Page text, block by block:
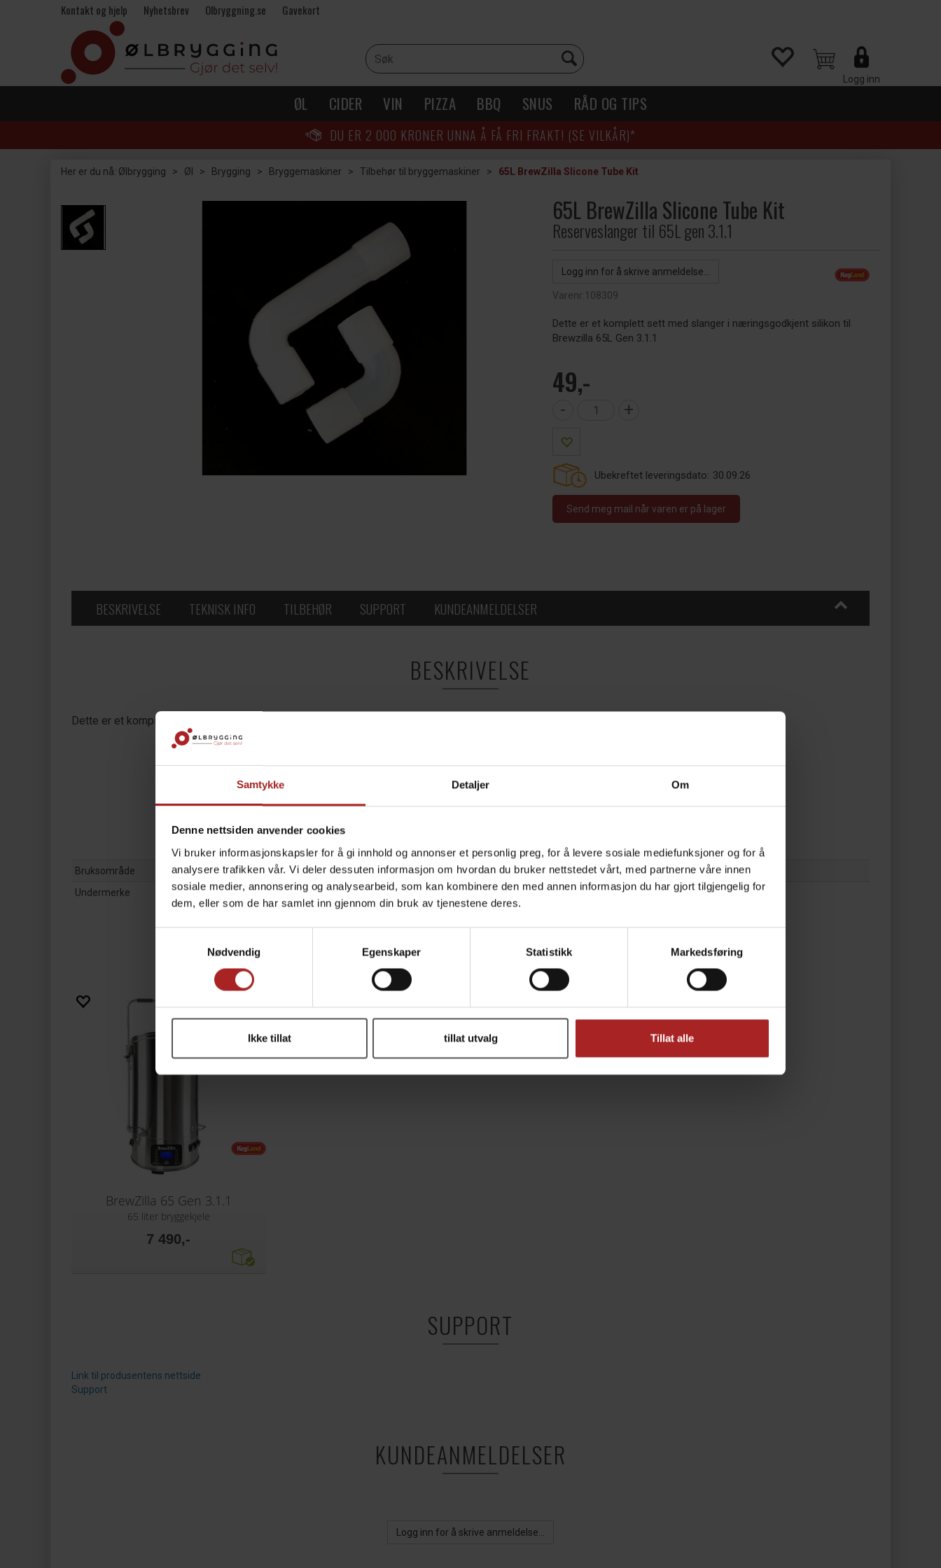
Samtykke Detaljer Om
Denne nettsiden anvender cookies
Vi bruker informasjonskapsler for å gi innhold og annonser et personlig preg, for å levere sosiale mediefunksjoner og for å
analysere trafikken vår. Vi deler dessuten informasjon om hvordan du bruker nettstedet vårt, med partnerne våre innen
sosiale medier, annonsering og analysearbeid, som kan kombinere den med annen informasjon du har gjort tilgjengelig for
dem, eller som de har samlet inn gjennom din bruk av tjenestene deres.
Nødvendig
Egenskaper Statistikk Markedsføring
Ikke tillat tillat utvalg Tillat alle
Kontakt og hjelp Nyhetsbrev Olbryggning.se Gavekort
Logg inn
ØL CIDER VIN PIZZA BBQ SNUS RÅD OG TIPS
DU ER 2 000 KRONER UNNA Å FÅ FRI FRAKT! (SE VILKÅR)*
Her er du nå: Ølbrygging > Øl > Brygging > Bryggemaskiner > Tilbehør til bryggemaskiner > 65L BrewZilla Slicone Tube Kit
65L BrewZilla Slicone Tube Kit
Reserveslanger til 65L gen 3.1.1
Logg inn for å skrive anmeldelse...
Varenr:108309
Dette er et komplett sett med slanger i næringsgodkjent silikon til
Brewzilla 65L Gen 3.1.1
49,-
- +
Ubekreftet leveringsdato: 30.09.26
Send meg mail når varen er på lager
BESKRIVELSE TEKNISK INFO TILBEHØR SUPPORT KUNDEANMELDELSER
BESKRIVELSE
Dette er et komplett sett med slanger i næringsgodkjent silikon til Brewzilla 65L Gen 3.1.1
TEKNISK INFO
Bruksområde
Øl
Undermerke
BrewZilla
BrewZilla 65 Gen 3.1.1
65 liter bryggekjele
7 490,-
SUPPORT
Link til produsentens nettside
Support
KUNDEANMELDELSER
Logg inn for å skrive anmeldelse...